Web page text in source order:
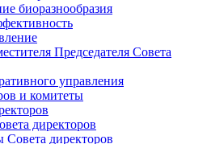
биоразнообразия
Председателя Совета
управления
и комитеты
директоров
Совета директоров